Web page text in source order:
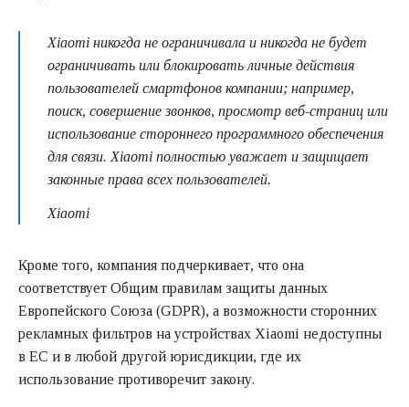
Xiaomi никогда не ограничивала и никогда не будет
ограничивать или блокировать личные действия
пользователей смартфонов компании; например,
поиск, совершение звонков, просмотр веб-страниц или
использование стороннего программного обеспечения
для связи. Xiaomi полностью уважает и защищает
законные права всех пользователей.
Xiaomi
Кроме того, компания подчеркивает, что она
соответствует Общим правилам защиты данных
Европейского Союза (GDPR), а возможности сторонних
рекламных фильтров на устройствах Xiaomi недоступны
в ЕС и в любой другой юрисдикции, где их
использование противоречит закону.